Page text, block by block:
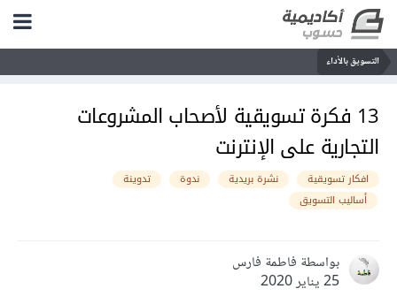
التسويق بالأداء
13 فكرة تسويقية لأصحاب المشروعات
التجارية على الإنترنت
افكار تسويقية نشرة بريدية ندوة
تدوينة
أساليب التسويق
بواسطة فاطمة فارس
25 يناير 2020